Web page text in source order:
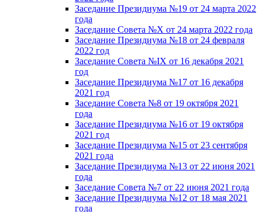
Заседание Президиума №19 от 24 марта 2022
года
Заседание Совета №X от 24 марта 2022 года
Заседание Президиума №18 от 24 февраля
2022 год
Заседание Совета №IX от 16 декабря 2021
год
Заседание Президиума №17 от 16 декабря
2021 год
Заседание Совета №8 от 19 октября 2021
года
Заседание Президиума №16 от 19 октября
2021 год
Заседание Президиума №15 от 23 сентября
2021 года
Заседание Президиума №13 от 22 июня 2021
года
Заседание Совета №7 от 22 июня 2021 года
Заседание Президиума №12 от 18 мая 2021
года